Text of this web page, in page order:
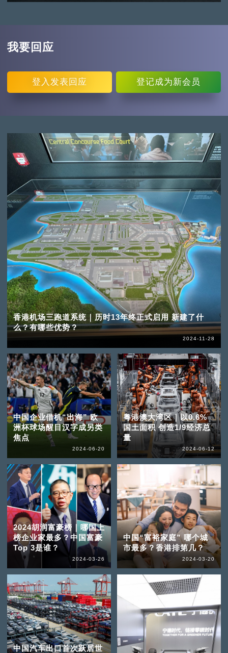
我要回应
登入 发表回应 登记成为新会员
香港机场三跑道系统｜历时13年终正式启用 新建了什
么？有哪些优势？
2024-11-28
中国企业借机“出海” 欧
洲杯球场醒目汉字成另类
焦点
2024-06-20
粤港澳大湾区｜以0.6%
国土面积 创造1/9经济总
量
2024-06-12
2024胡润富豪榜｜哪国上
榜企业家最多？中国富豪
Top 3是谁？
2024-03-26
中国“富裕家庭” 哪个城
市最多？香港排第几？
2024-03-20
中国汽车出口首次跃居世